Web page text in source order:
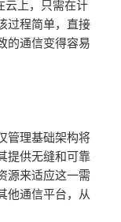
云上，只需在计
过程简单，直接
的通信变得容易
管理基础架构将
提供无缝和可靠
源来适应这一需
他通信平台，从